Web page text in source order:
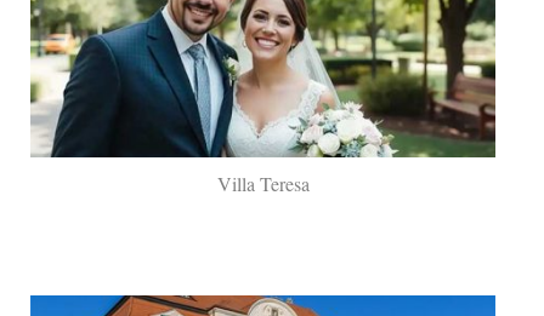
Villa Teresa